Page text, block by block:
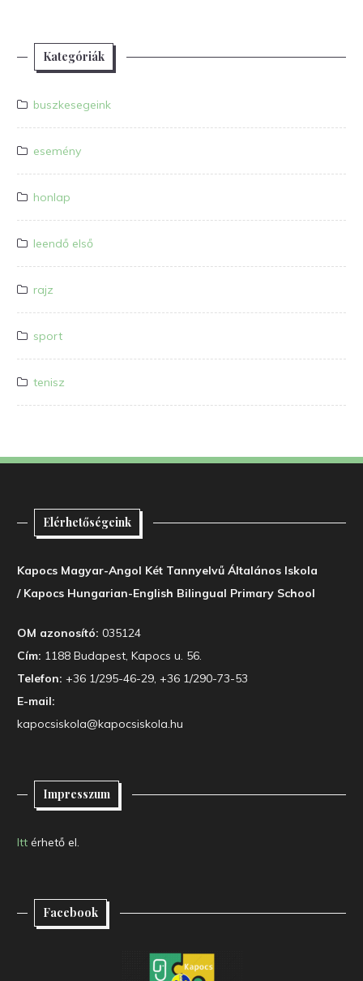
Kategóriák
buszkesegeink
esemény
honlap
leendő első
rajz
sport
tenisz
Elérhetőségeink
Kapocs Magyar-Angol Két Tannyelvű Általános Iskola
/ Kapocs Hungarian-English Bilingual Primary School
OM azonosító: 035124
Cím: 1188 Budapest, Kapocs u. 56.
Telefon: +36 1/295-46-29, +36 1/290-73-53
E-mail:
kapocsiskola@kapocsiskola.hu
Impresszum
Itt érhető el.
Facebook